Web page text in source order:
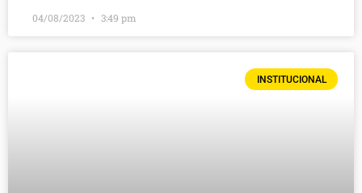
04/08/2023 3:49 pm
INSTITUCIONAL